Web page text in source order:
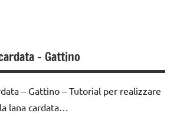
– Gattino
– Gattino – Tutorial per realizzare
lana cardata…